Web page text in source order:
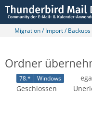
Migration / Import / Backups
Ordner
78.* Windows
Geschlossen